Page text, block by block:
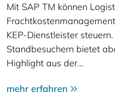
Mit SAP TM können
KEP-Dienstleister steuern.
Standbesuchern bietet
Highlight aus der…
mehr erfahren